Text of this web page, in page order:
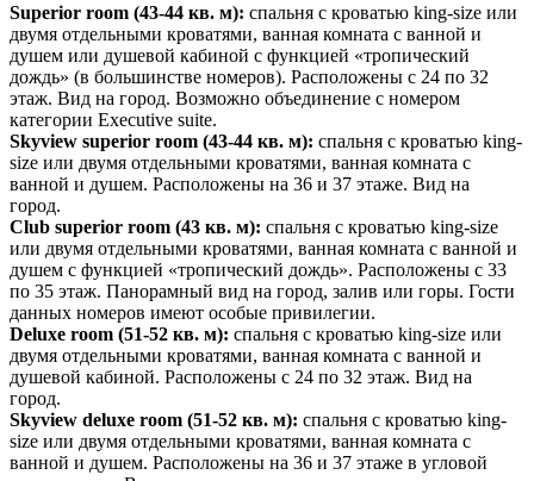
Superior room (43-44 кв. м): спальня с кроватью king-size или
двумя отдельными кроватями, ванная комната с ванной и
душем или душевой кабиной с функцией «тропический
дождь» (в большинстве номеров). Расположены с 24 по 32
этаж. Вид на город. Возможно объединение с номером
категории Executive suite.
Skyview superior room (43-44 кв. м): спальня с кроватью king-
size или двумя отдельными кроватями, ванная комната с
ванной и душем. Расположены на 36 и 37 этаже. Вид на
город.
Club superior room (43 кв. м): спальня с кроватью king-size
или двумя отдельными кроватями, ванная комната с ванной и
душем с функцией «тропический дождь». Расположены с 33
по 35 этаж. Панорамный вид на город, залив или горы. Гости
данных номеров имеют особые привилегии.
Deluxe room (51-52 кв. м): спальня с кроватью king-size или
двумя отдельными кроватями, ванная комната с ванной и
душевой кабиной. Расположены с 24 по 32 этаж. Вид на
город.
Skyview deluxe room (51-52 кв. м): спальня с кроватью king-
size или двумя отдельными кроватями, ванная комната с
ванной и душем. Расположены на 36 и 37 этаже в угловой